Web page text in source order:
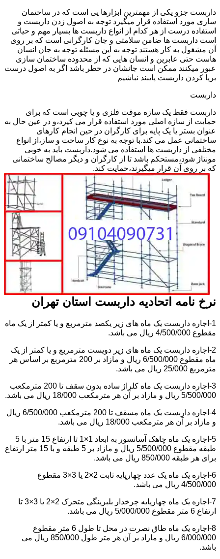
داربست جزو یکی از مهمترین ابزارها یی است که در ساختمان
سازی مورد استفاده قرار میگیرد توجه به اصول زدن داربست و
استفاده درست از هر کدام از انواع داربست ها بسیار مهم و حیاتی
است داربست ها ضامن سلامتی و جان کارگرانی است که بر روی
آن مشغول به کار هستند توجه به این مسئله توجه به جان انسان
هاست حتی عابرین و انسان هایی که از محدوده ساختمان سازی
عبور میکنند ممکن است جانشان در خطر باشد اگر به اصول درست
برپا کردن داربست پایبند نباشیم
داربست
داربست فقط یک سازه موقت فلزی و یا چوبی است که برای
حمایت از سازه اصلی مورد استفاده قرار می کیرد،و در عین حال به
عنوان بستر یا یک پایه برای کارگران در حین انجام کارهای
ساختمانی عمل می کند.با توجه به نوع کار ساخت و ساز،از انواع
مختلفی از داربست ها استفاده می شود.داربست باید به خوبی
مونتاژ شود،مستحکم باشد تا از کارگران و دیگر مصالح ساختمانی
که بر روی آن قرار میگیرند،حمایت کند.
نرخ نامه اتحادیه داربست استان تهران
1-اجاره داربست یک ماه های زیر یکصد مترمربع و یا کمتر از یک ماه
مقطوع 4/500/000 ریال می باشد.
2-اجاره داربست یک ماه های زیر دویست مترمربع و یا کمتر از یک
ماه مقطوع 6/500/000 ریال و مازاد بر 200 مترمربع بر اساس هر
مترمربع 25/000 ریال می باشد.
3-اجاره داربست یک ماه کلراژ ساده بدون سقف تا 200 مترمکعب
5/500/000 ریال و مازاد بر آن هر مترمکعب 18/000 ریال می باشد.
4-اجاره داربست یک ماه مسقف تا 200 مترمکعب 6/500/000 ریال
و مازاد بر آن هر مترمکعب 18/000 ریال می باشد.
5-اجاره یک ماه چاهک آسانسور به ابعاد 1×1 تا ارتفاع 15 متر با 5
طبقه مقطوع 5/500/000 ریال و مازاد بر 5 طبقه و با 15 متر ارتفاع
برای هر طبقه 850/000 ریال می باشد.
6-اجاره یک ماه یک عدد چهارپایه ثابت 2×2 یا 3×3 مقطوع
4/500/000 ریال می باشد.
7-اجاره یک ماه چهارپایه چرخدار بلبرینگی متحرک 2×2 یا 3×3 تا
ارتفاع 6 متر مقطوع 5/000/000 ریال می باشد.
8-اجاره یک ماه طاق نصرت در محل تا طول 6 متر مقطوع
6/000/000 ریال و مازاد بر آن هر متر طول 850/000 ریال می
باشد.